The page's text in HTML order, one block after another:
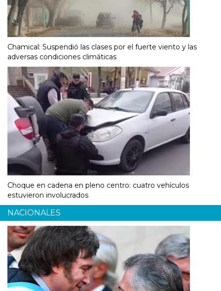
Chamical: Suspendió las clases por el fuerte viento y las
adversas condiciones climáticas
Choque en cadena en pleno centro: cuatro vehículos
estuvieron involucrados
NACIONALES